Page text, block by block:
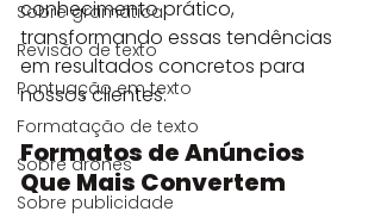
Sobre gramática
Revisão de texto
Pontuação em texto
Formatação de texto
Sobre drones
Sobre publicidade
conhecimento prático,
transformando essas tendências
em resultados concretos para
nossos clientes.
Formatos de Anúncios
Que Mais Convertem